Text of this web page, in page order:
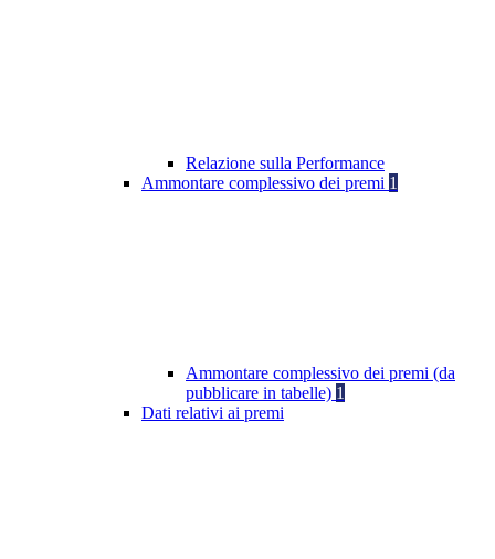
Relazione sulla Performance
Ammontare complessivo dei premi 1
Ammontare complessivo dei premi (da
pubblicare in tabelle) 1
Dati relativi ai premi